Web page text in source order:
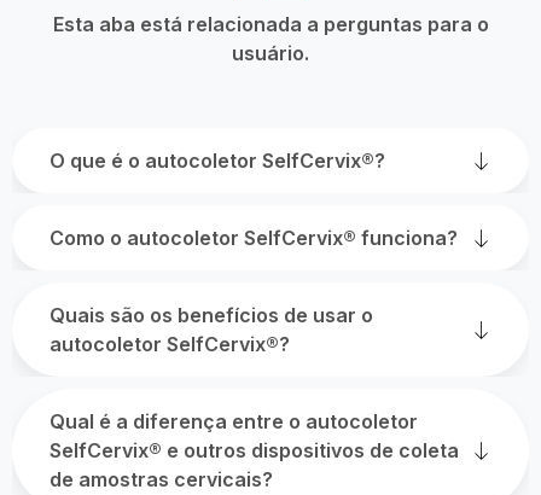
Esta aba está relacionada a perguntas para o
usuário.
O que é o autocoletor SelfCervix®?
Como o autocoletor SelfCervix® funciona?
Quais são os benefícios de usar o
autocoletor SelfCervix®?
Qual é a diferença entre o autocoletor
SelfCervix® e outros dispositivos de coleta
de amostras cervicais?